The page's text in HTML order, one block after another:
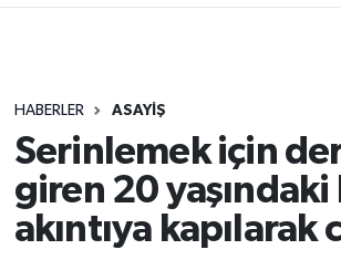
HABERLER ASAYIŞ
Serinlemek için
giren 20 yaşındaki
akıntıya kapılarak
Video
Çaycuma
Alaplı
Asayiş
Merkez Hava Durumu
Süper Lig Puan Durumu ve
Tüm Manşetler
Son Dakika Haberleri